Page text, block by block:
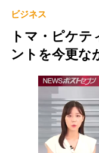
ビジネス
トマ・ピケ
ントを今更な